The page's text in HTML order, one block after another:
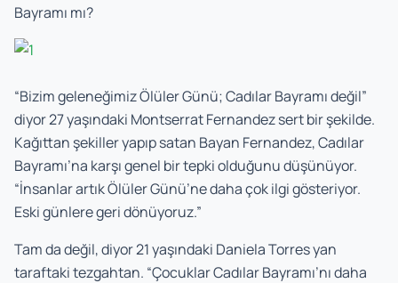
Bayramı mı?
“Bizim geleneğimiz Ölüler Günü; Cadılar Bayramı değil”
diyor 27 yaşındaki Montserrat Fernandez sert bir şekilde.
Kağıttan şekiller yapıp satan Bayan Fernandez, Cadılar
Bayramı’na karşı genel bir tepki olduğunu düşünüyor.
“İnsanlar artık Ölüler Günü’ne daha çok ilgi gösteriyor.
Eski günlere geri dönüyoruz.”
Tam da değil, diyor 21 yaşındaki Daniela Torres yan
taraftaki tezgahtan. “Çocuklar Cadılar Bayramı’nı daha